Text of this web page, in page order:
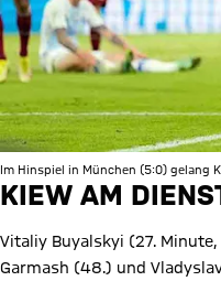
Im Hinspiel in München (5:0) gelang
KIEW AM
Vitaliy Buyalskyi (27.
Garmash (48.) und